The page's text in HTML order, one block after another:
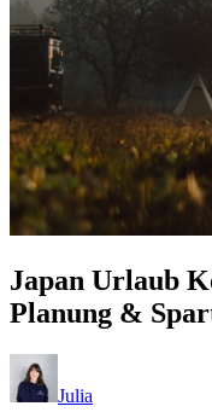
Japan Urlaub
Planung &
Julia